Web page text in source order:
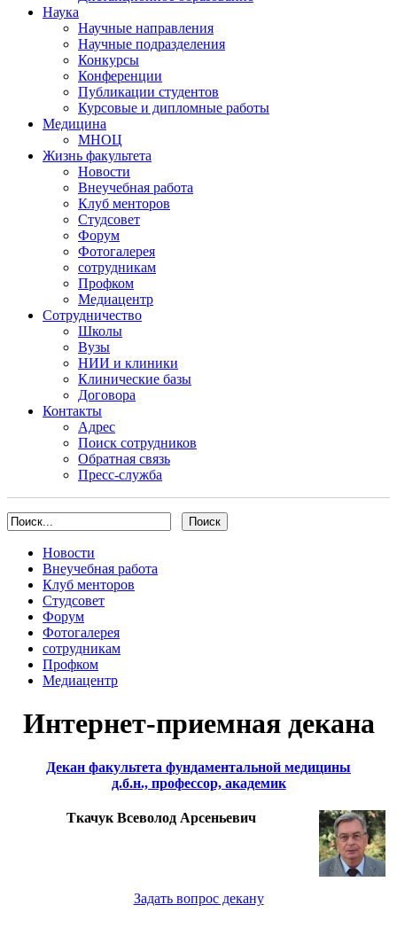
Наука
Научные направления
Научные подразделения
Конкурсы
Конференции
Публикации студентов
Курсовые и дипломные работы
Медицина
МНОЦ
Жизнь факультета
Новости
Внеучебная работа
Клуб менторов
Студсовет
Форум
Фотогалерея
сотрудникам
Профком
Медиацентр
Сотрудничество
Школы
Вузы
НИИ и клиники
Клинические базы
Договора
Контакты
Адрес
Поиск сотрудников
Обратная связь
Пресс-служба
Новости
Внеучебная работа
Клуб менторов
Студсовет
Форум
Фотогалерея
сотрудникам
Профком
Медиацентр
Интернет-приемная декана
Декан факультета фундаментальной медицины
д.б.н., профессор, академик
Ткачук Всеволод Арсеньевич
Задать вопрос декану